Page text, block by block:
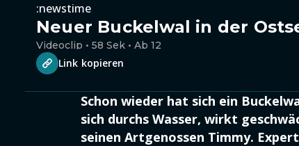
:newstime
Neuer Buckelwal in der
Videoclip • 58 Sek • Ab 12
Link kopieren
Schon wieder hat sich ein
sich durchs Wasser, wirkt
seinen Artgenossen Timmy.